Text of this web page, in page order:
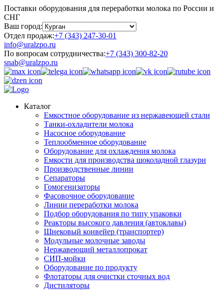
Поставки оборудования для переработки молока по России и
СНГ
Ваш город:
Отдел продаж:+7 (343) 247-30-01
info@uralzpo.ru
По вопросам сотрудничества:+7 (343) 300-82-20
snab@uralzpo.ru
Каталог
Емкостное оборудование из нержавеющей стали
Танки-охладители молока
Насосное оборудование
Теплообменное оборудование
Оборудование для охлаждения молока
Емкости для производства шоколадной глазури
Производственные линии
Сепараторы
Гомогенизаторы
Фасовочное оборудование
Линии переработки молока
Подбор оборудования по типу упаковки
Реакторы высокого давления (автоклавы)
Шнековый конвейер (транспортер)
Модульные молочные заводы
Нержавеющий металлопрокат
СИП-мойки
Оборудование по продукту
Флотаторы для очистки сточных вод
Дистиляторы